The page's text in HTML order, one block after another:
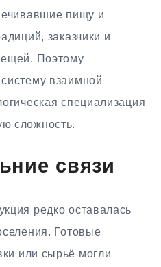
пищу и
заказчики и
Поэтому
взаимной
специализация
сложность.
связи
редко оставалась
Готовые
или сырьё могли